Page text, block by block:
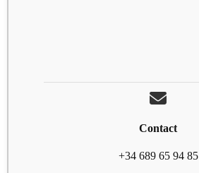
Contact
+34 689 65 94 85